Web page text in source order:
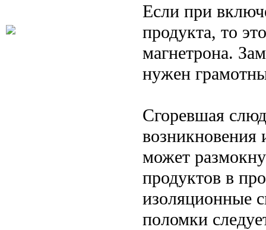
Если при
продукта, то
магнетрона.
нужен
Сгоревшая
возникновения
может
продуктов в
изоляционные
поломки